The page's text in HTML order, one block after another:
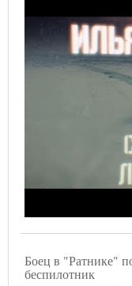
Боец в "Ратнике"
беспилотник